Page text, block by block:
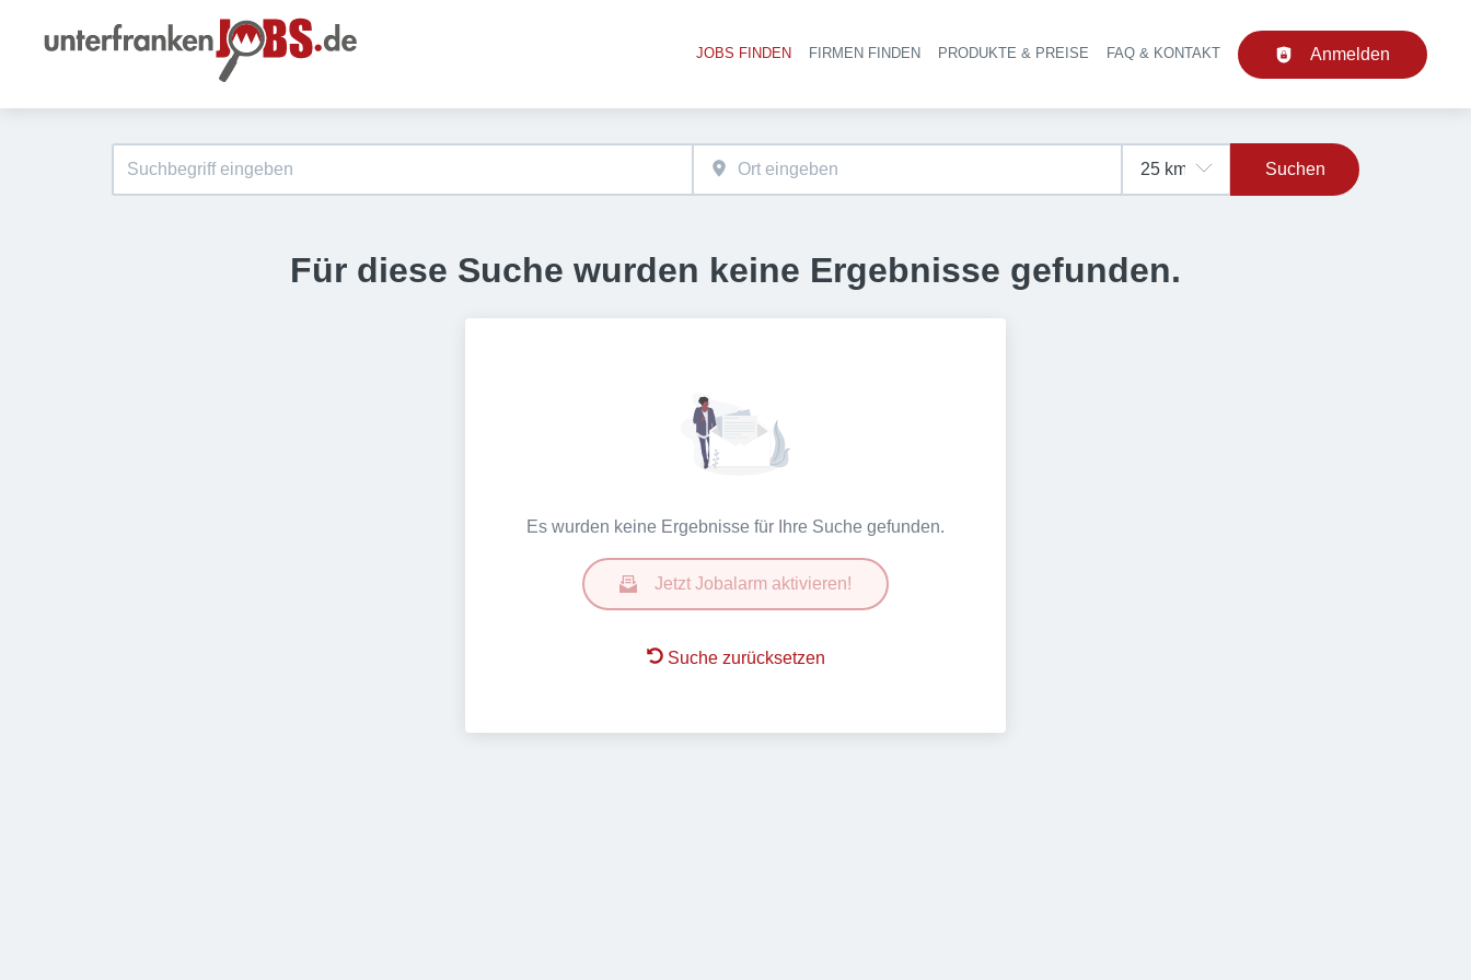
Haupt-Navigation
JOBS FINDEN FIRMEN FINDEN PRODUKTE & PREISE FAQ & KONTAKT Anmelden
Suchen
Für diese Suche wurden keine Ergebnisse gefunden.
Es wurden keine Ergebnisse für Ihre Suche gefunden.
Jetzt Jobalarm aktivieren!
Suche zurücksetzen